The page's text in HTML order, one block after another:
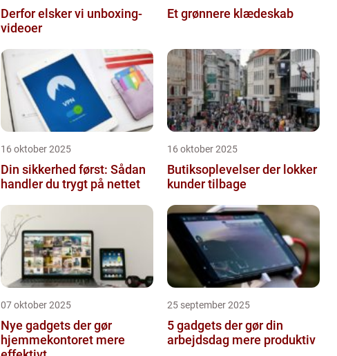
Derfor elsker vi unboxing-
videoer
Et grønnere klædeskab
16 oktober 2025
Din sikkerhed først: Sådan
handler du trygt på nettet
16 oktober 2025
Butiksoplevelser der lokker
kunder tilbage
07 oktober 2025
Nye gadgets der gør
hjemmekontoret mere
25 september 2025
5 gadgets der gør din
arbejdsdag mere produktiv